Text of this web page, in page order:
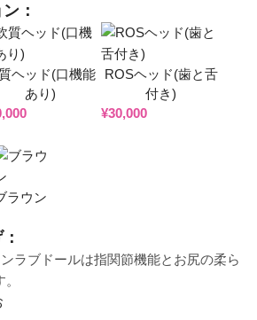
：
ヘッド(口機能
あり)
ROSヘッド(歯と舌
付き)
¥30,000
ラウン
ラブドールは指関節機能とお尻の柔ら